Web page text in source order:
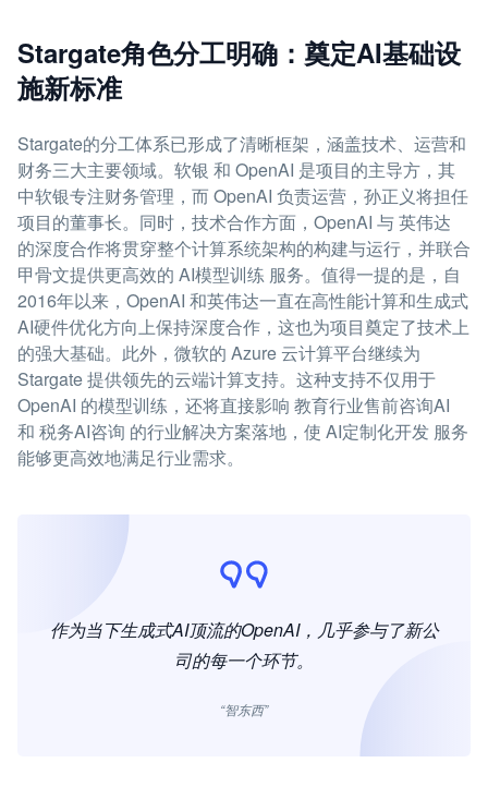
Stargate角色分工明确：奠定AI基础设
施新标准
Stargate的分工体系已形成了清晰框架，涵盖技术、运营和
财务三大主要领域。软银 和 OpenAI 是项目的主导方，其
中软银专注财务管理，而 OpenAI 负责运营，孙正义将担任
项目的董事长。同时，技术合作方面，OpenAI 与 英伟达
的深度合作将贯穿整个计算系统架构的构建与运行，并联合
甲骨文提供更高效的 AI模型训练 服务。值得一提的是，自
2016年以来，OpenAI 和英伟达一直在高性能计算和生成式
AI硬件优化方向上保持深度合作，这也为项目奠定了技术上
的强大基础。此外，微软的 Azure 云计算平台继续为
Stargate 提供领先的云端计算支持。这种支持不仅用于
OpenAI 的模型训练，还将直接影响 教育行业售前咨询AI
和 税务AI咨询 的行业解决方案落地，使 AI定制化开发 服务
能够更高效地满足行业需求。
作为当下生成式AI顶流的OpenAI，几乎参与了新公
司的每一个环节。
“智东西”